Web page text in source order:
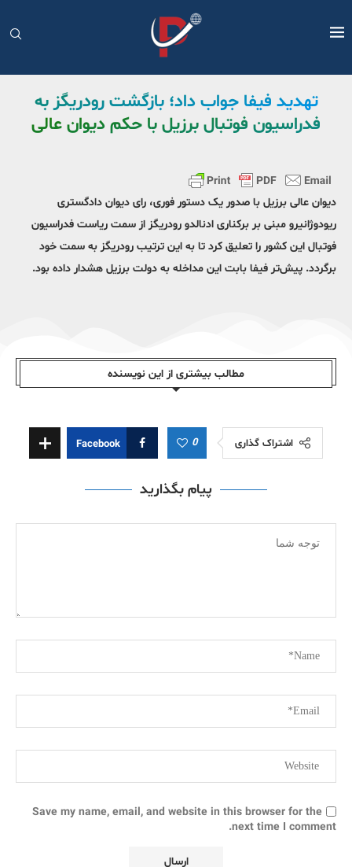
تهدید فیفا جواب داد؛ بازگشت رودریگز به
فدراسیون فوتبال برزیل با حکم دیوان عالی
دیوان عالی برزیل با صدور یک دستور فوری، رای دیوان دادگستری
ریودوژانیرو مبنی بر برکناری ادنالدو رودریگز از سمت ریاست فدراسیون
فوتبال این کشور را تعلیق کرد تا به این ترتیب رودریگز به سمت خود
برگردد. پیش‌تر فیفا بابت این مداخله به دولت برزیل هشدار داده بود.
مطالب بیشتری از این نویسندە
اشتراک گذاری 0
Facebook
پیام بگذارید
Save my name, email, and website in this browser for the
next time I comment.